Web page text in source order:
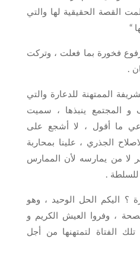
القصة الحقيقية لها والتي
“
فخورة بما فعلت ، وتركت
.
الممتهنة للدعارة والتي
و المجتمع ينبذها ، سميت
ما أقول ، لا أشجع على
الجذري ، علينا بمحاربة
لا من يمارسه لأن الممارس
للسلطة .
؟ اليكم الحل الوحيد ، وهو
، وفروا العيش الكريم و
الفتاة لتمتهنها من أجل